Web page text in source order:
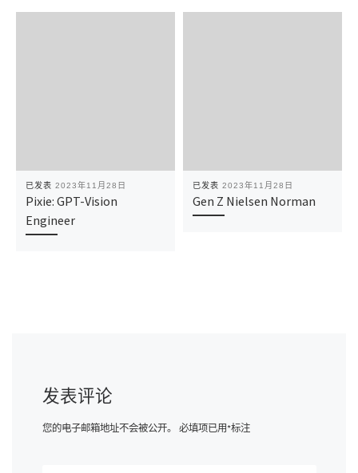
已发表 2023年11月28日
Pixie: GPT-Vision
Engineer
已发表 2023年11月28日
Gen Z Nielsen Norman
发表评论
您的电子邮箱地址不会被公开。 必填项已用*标注